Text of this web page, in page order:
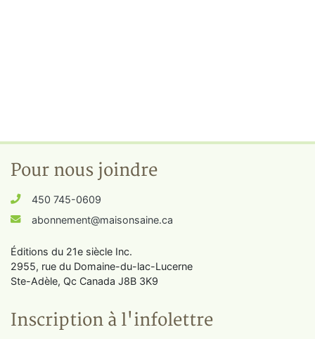
Pour nous joindre
450 745-0609
abonnement@maisonsaine.ca
Éditions du 21e siècle Inc.
2955, rue du Domaine-du-lac-Lucerne
Ste-Adèle, Qc Canada J8B 3K9
Inscription à l'infolettre